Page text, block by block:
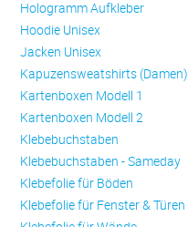
Hologramm Aufkleber
Hoodie Unisex
Jacken Unisex
Kapuzensweatshirts (Damen)
Kartenboxen Modell 1
Kartenboxen Modell 2
Klebebuchstaben
Klebebuchstaben - Sameday
Klebefolie für Böden
Klebefolie für Fenster & Türen